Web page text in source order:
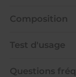
Composition
Test d'usage
Questions